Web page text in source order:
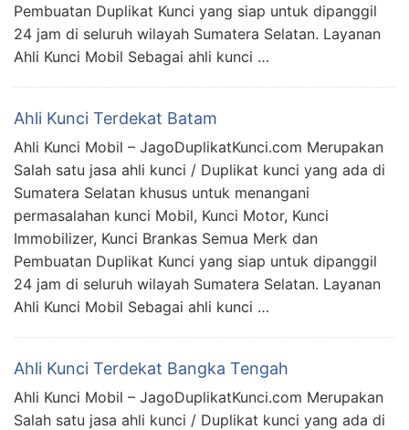
Pembuatan Duplikat Kunci yang siap untuk dipanggil
24 jam di seluruh wilayah Sumatera Selatan. Layanan
Ahli Kunci Mobil Sebagai ahli kunci …
Ahli Kunci Terdekat Batam
Ahli Kunci Mobil – JagoDuplikatKunci.com Merupakan
Salah satu jasa ahli kunci / Duplikat kunci yang ada di
Sumatera Selatan khusus untuk menangani
permasalahan kunci Mobil, Kunci Motor, Kunci
Immobilizer, Kunci Brankas Semua Merk dan
Pembuatan Duplikat Kunci yang siap untuk dipanggil
24 jam di seluruh wilayah Sumatera Selatan. Layanan
Ahli Kunci Mobil Sebagai ahli kunci …
Ahli Kunci Terdekat Bangka Tengah
Ahli Kunci Mobil – JagoDuplikatKunci.com Merupakan
Salah satu jasa ahli kunci / Duplikat kunci yang ada di